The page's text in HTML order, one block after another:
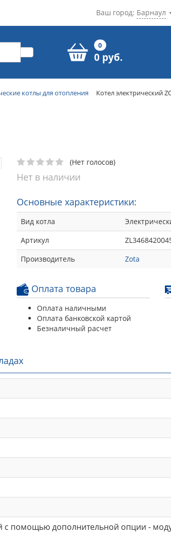
Ваш город: Барнаул
0
0 руб.
котлы для отопления Котел электрический
(Нет голосов)
Нет в наличии
Основные характеристики:
Вид котла
Артикул
Производитель
Zota
Оплата товара
Оплата наличными
Оплата банковской картой
Безналичный расчет
с помощью дополнительной опции -